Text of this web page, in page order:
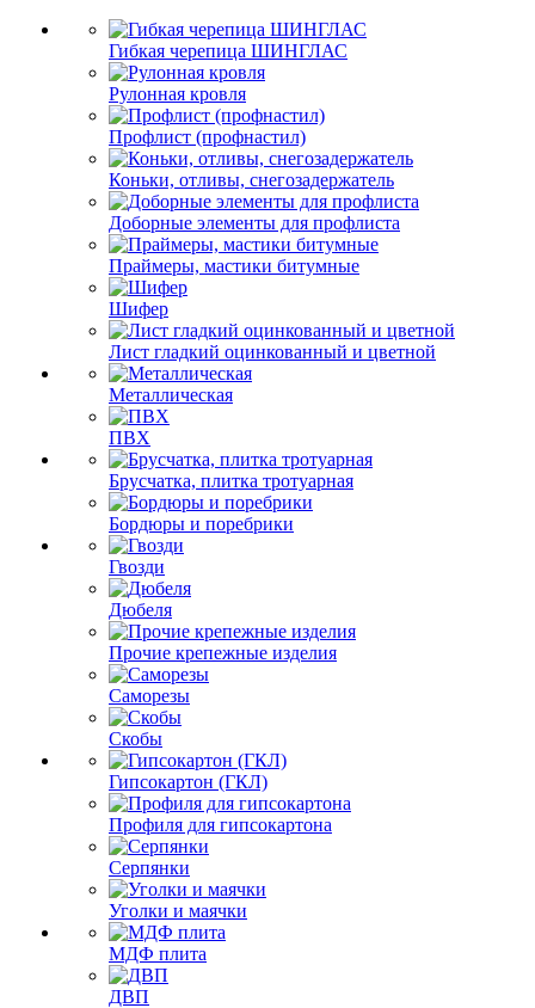
Гибкая черепица ШИНГЛАС
Рулонная кровля
Профлист (профнастил)
Коньки, отливы, снегозадержатель
Доборные элементы для профлиста
Праймеры, мастики битумные
Шифер
Лист гладкий оцинкованный и цветной
Металлическая
ПВХ
Брусчатка, плитка тротуарная
Бордюры и поребрики
Гвозди
Дюбеля
Прочие крепежные изделия
Саморезы
Скобы
Гипсокартон (ГКЛ)
Профиля для гипсокартона
Серпянки
Уголки и маячки
МДФ плита
ДВП